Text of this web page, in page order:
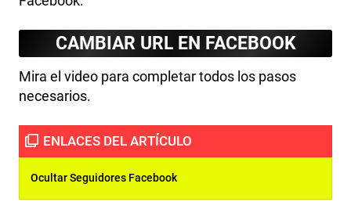
CAMBIAR URL EN FACEBOOK
Mira el video para completar todos los pasos
necesarios.
Ocultar Seguidores Facebook